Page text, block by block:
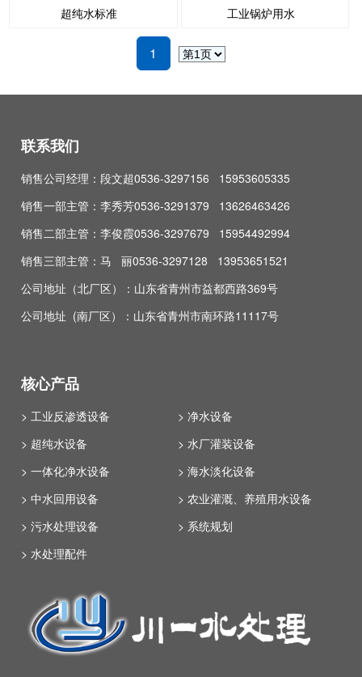
超纯水标准 工业锅炉用水
1
联系我们
销售公司经理：段文超0536-3297156 15953605335
销售一部主管：李秀芳0536-3291379 13626463426
销售二部主管：李俊霞0536-3297679 15954492994
销售三部主管：马 丽0536-3297128 13953651521
公司地址（北厂区）：山东省青州市益都西路369号
公司地址 (南厂区）：山东省青州市南环路11117号
核心产品
> 工业反渗透设备
> 净水设备
> 超纯水设备
> 水厂灌装设备
> 一体化净水设备
> 海水淡化设备
> 中水回用设备
> 农业灌溉、养殖用水设备
> 污水处理设备
> 系统规划
> 水处理配件